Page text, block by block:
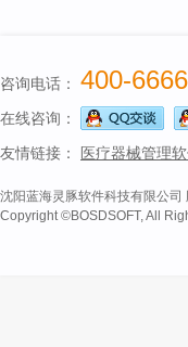
咨询电话： 400-
在线咨询：
友情链接：
医疗器械管理
沈阳蓝海灵豚软件科技有限公司
Copyright ©BOSDSOFT, All